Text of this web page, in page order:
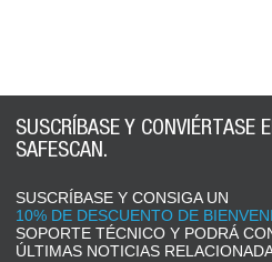
SUSCRÍBASE Y CONVIÉRTASE
SAFESCAN.
SUSCRÍBASE Y CONSIGA UN
10% DE DESCUENTO DE
SOPORTE TÉCNICO Y PODRÁ
ÚLTIMAS NOTICIAS